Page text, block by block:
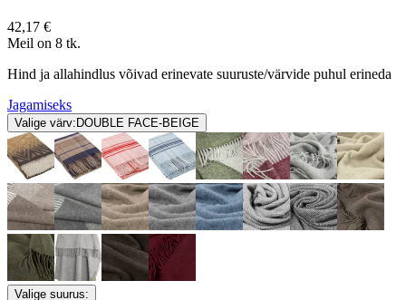
42,17 €
Meil on 8 tk.
Hind ja allahindlus võivad erinevate suuruste/värvide puhul erineda
Jagamiseks
Valige värv: DOUBLE FACE-BEIGE
Valige suurus: